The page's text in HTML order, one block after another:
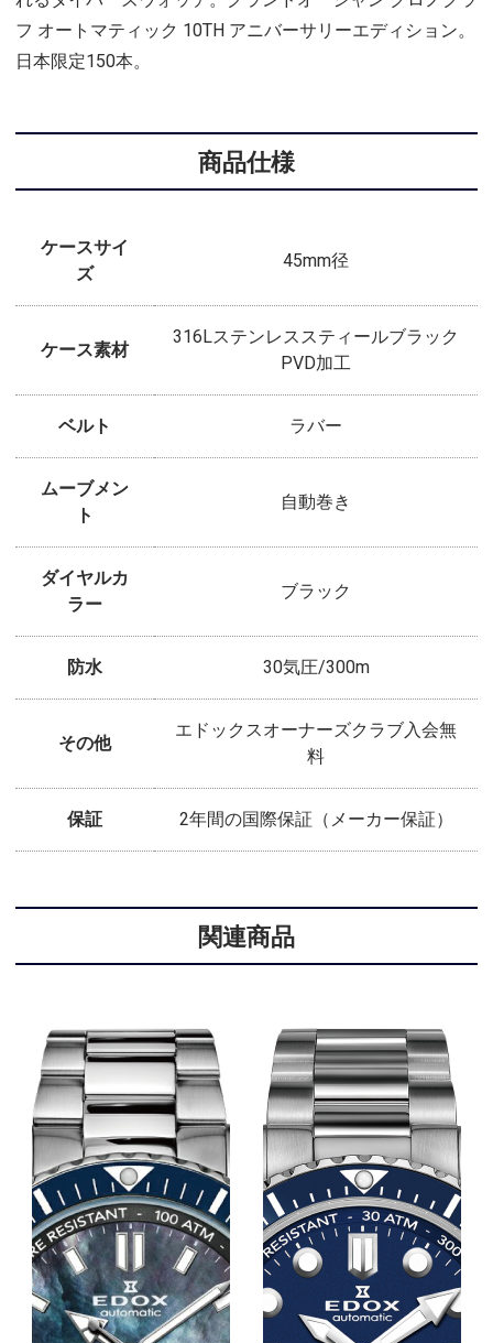
フ オートマティック 10TH アニバーサリーエディション。
日本限定150本。
商品仕様
ケースサイ
ズ
45mm径
ケース素材
316Lステンレススティールブラック
PVD加工
ベルト ラバー
ムーブメン
ト
自動巻き
ダイヤルカ
ラー
ブラック
防水 30気圧/300m
その他
エドックスオーナーズクラブ入会無
料
保証 2年間の国際保証（メーカー保証）
関連商品